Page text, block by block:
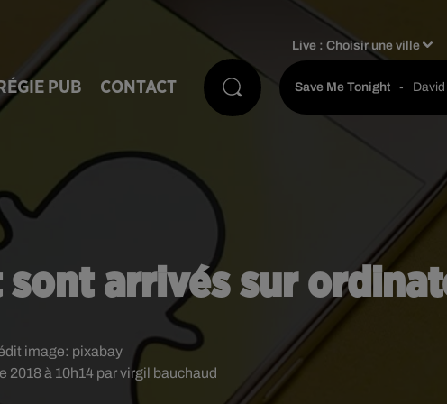
RÉGIE PUB CONTACT
Live :Choisir une ville
Save Me Tonight -
sont arrivés sur
2018 à 10h14 par virgil bauchaud
image: pixabay